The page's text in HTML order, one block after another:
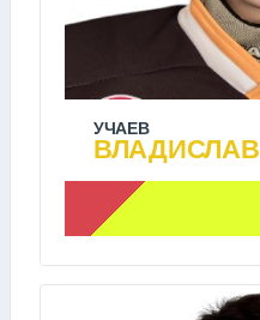
УЧАЕВ
ВЛАДИСЛАВ